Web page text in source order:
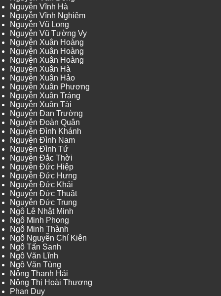
Nguyễn Vĩnh Hà
Nguyễn Vĩnh Nghiêm
Nguyễn Vũ Long
Nguyễn Vũ Tường Vy
Nguyễn Xuân Hoàng
Nguyễn Xuân Hoàng
Nguyễn Xuân Hoàng
Nguyễn Xuân Hà
Nguyễn Xuân Hảo
Nguyễn Xuân Phương
Nguyễn Xuân Tráng
Nguyễn Xuân Tài
Nguyễn Đan Trường
Nguyễn Đoàn Quân
Nguyễn Đình Khánh
Nguyễn Đình Nam
Nguyễn Đình Tứ
Nguyễn Đắc Thời
Nguyễn Đức Hiệp
Nguyễn Đức Hưng
Nguyễn Đức Khải
Nguyễn Đức Thuật
Nguyễn Đức Trung
Ngô Lê Nhật Minh
Ngô Minh Phong
Ngô Minh Thành
Ngô Nguyễn Chí Kiên
Ngô Tấn Sanh
Ngô Văn Lĩnh
Ngô Văn Tùng
Nông Thanh Hải
Nông Thị Hoài Thương
Phan Duy